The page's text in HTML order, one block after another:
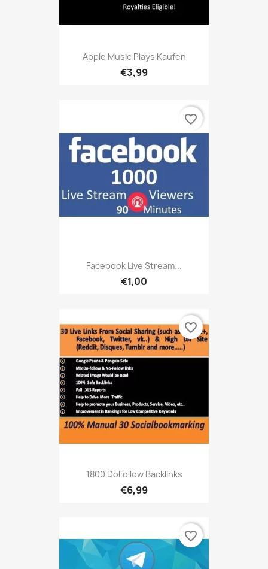
Apple Music Plays Kaufen
€3,99
Facebook Live Stream...
€1,00
favorite_border
1800 DoFollow Backlinks
€6,99
favorite_border
favorite_border